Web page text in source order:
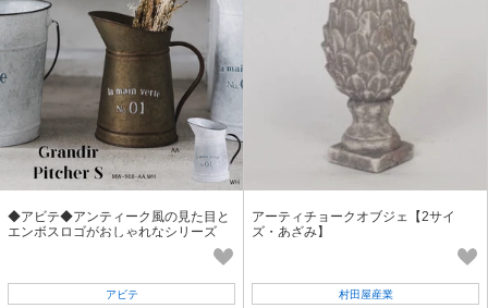
◆アビテ◆アンティーク風の見た目と
エンボスロゴがおしゃれなシリーズ
【グランディール・ピッチャー・S】
アビテ
アーティチョークオブジェ【2サイ
ズ・あざみ】
村田屋産業